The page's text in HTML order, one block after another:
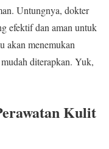
Untungnya, dokter
efektif dan aman untuk
akan menemukan
diterapkan. Yuk,
Kulit